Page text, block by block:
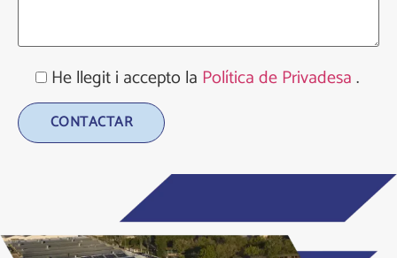
He llegit i accepto la Política de Privadesa.